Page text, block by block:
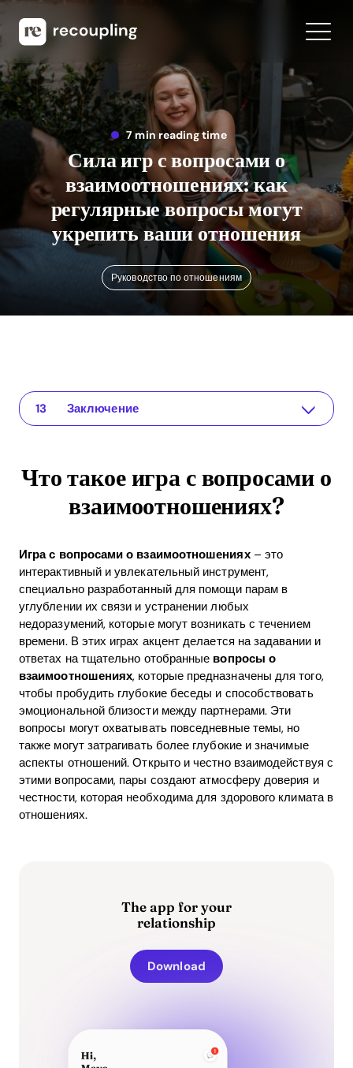
7 min reading time
Сила игр с вопросами о
взаимоотношениях: как
регулярные вопросы могут
укрепить ваши отношения
Руководство по отношениям
Что такое игра с вопросами о взаимоотношениях?
The app for your relationship
Значение вопросов о взаимоотношениях
Как работает игра с вопросами о взаимоотношениях в приложении Recoupling
Научно обоснованные упражнения
Как геймификация поддерживает уход за отношениями
К чему может привести игра с вопросами о взаимоотношениях
Преимущества ROI ухода за отношениями через инновационные методы
Часто задаваемые вопросы (FAQ)
Каковы основные преимущества игры с вопросами о взаимоотношениях?
Как часто пары должны участвовать в игре с вопросами о взаимоотношениях?
Могу ли я попробовать приложение Recoupling бесплатно?
Заключение
Что такое игра с вопросами о
взаимоотношениях?
Игра с вопросами о взаимоотношениях– это
интерактивный и увлекательный инструмент,
специально разработанный для помощи парам в
углублении их связи и устранении любых
недоразумений, которые могут возникать с течением
времени. В этих играх акцент делается на задавании и
ответах на тщательно отобранные вопросы о
взаимоотношениях, которые предназначены для того,
чтобы пробудить глубокие беседы и способствовать
эмоциональной близости между партнерами. Эти
вопросы могут охватывать повседневные темы, но
также могут затрагивать более глубокие и значимые
аспекты отношений. Открыто и честно взаимодействуя с
этими вопросами, пары создают атмосферу доверия и
честности, которая необходима для здорового климата в
отношениях.
The app for your
relationship
Download